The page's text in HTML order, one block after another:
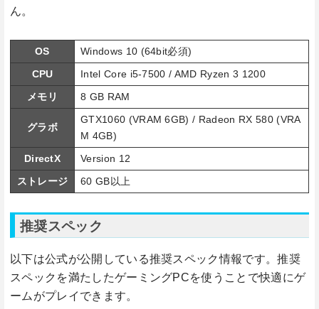
ん。
OS
Windows 10 (64bit必須)
CPU
Intel Core i5-7500 / AMD Ryzen 3 1200
メモリ
8 GB RAM
グラボ
GTX1060 (VRAM 6GB) / Radeon RX 580 (VRA
M 4GB)
DirectX
Version 12
ストレージ
60 GB以上
推奨スペック
以下は公式が公開している推奨スペック情報です。推奨
スペックを満たしたゲーミングPCを使うことで快適にゲ
ームがプレイできます。